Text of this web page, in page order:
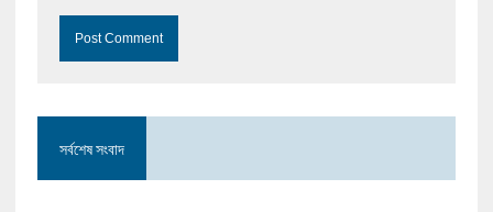
সর্বশেষ সংবাদ